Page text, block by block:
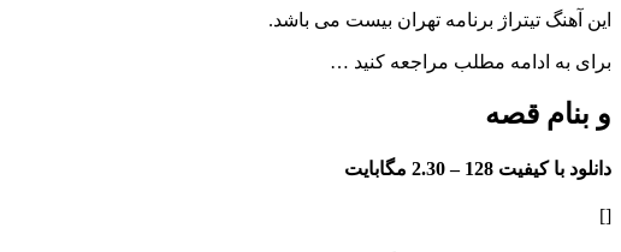
این آهنگ تیتراژ برنامه تهران بیست می باشد.
برای به ادامه مطلب مراجعه کنید …
و بنام قصه
دانلود با کیفیت 128 – 2.30 مگابایت
[]